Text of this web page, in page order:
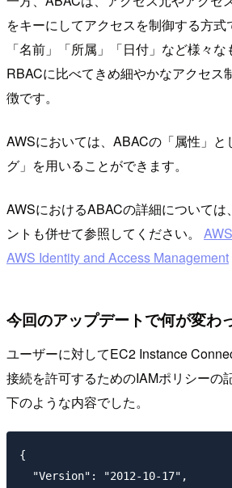
をキーにしてアクセスを制御する方
「名前」「所属」「日付」など様々な
RBACに比べてきめ細やかなアクセス
徴です。
AWSにおいては、ABACの「属性」と
グ」を用いることができます。
AWSにおけるABACの詳細については
ントも併せて参照してください。
AWS Identity and Access Management
今回のアップデートで何が変わ
ユーザーに対してEC2 Instance
接続を許可するためのIAMポリシーの
下のような内容でした。
{
  "Version": "2012-10-17",